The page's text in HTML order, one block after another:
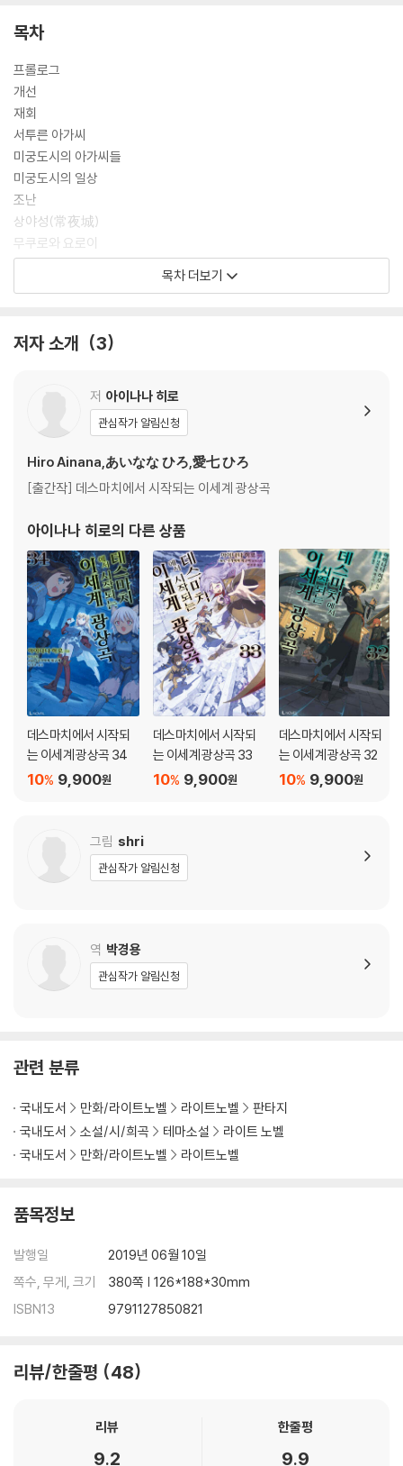
목차
프롤로그
개선
재회
서투른 아가씨
미궁도시의 아가씨들
미궁도시의 일상
조난
상야성(常夜城)
무쿠로와 요로이
최강의 전생자
목차 더보기
저자 소개 3
저 아이나나 히로
관심작가 알림신청
Hiro Ainana,あいなな ひろ,愛七 ひろ
[출간작] 데스마치에서 시작되는 이세계 광상곡
아이나나 히로의 다른 상품
데스마치에서 시작되
는 이세계 광상곡 34
9,900원
10%
데스마치에서 시작되
는 이세계 광상곡 33
9,900원
10%
데스마치에서 시작되
는 이세계 광상곡 32
9,900원
10%
그림 shri
관심작가 알림신청
역 박경용
관심작가 알림신청
관련 분류
국내도서 만화/라이트노벨 라이트노벨
판타지
국내도서
소설/시/희곡 테마소설
라이트 노벨
국내도서
만화/라이트노벨 라이트노벨
품목정보
발행일
2019년 06월 10일
쪽수, 무게, 크기
380쪽 | 126*188*30mm
ISBN13
9791127850821
리뷰/한줄평 48
리뷰
9.2
한줄평
9.9